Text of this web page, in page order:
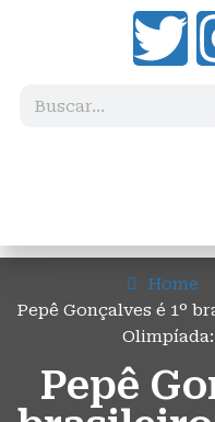
Home
Pepê Gonçalves é 1º
Olimpíada:
Pepê